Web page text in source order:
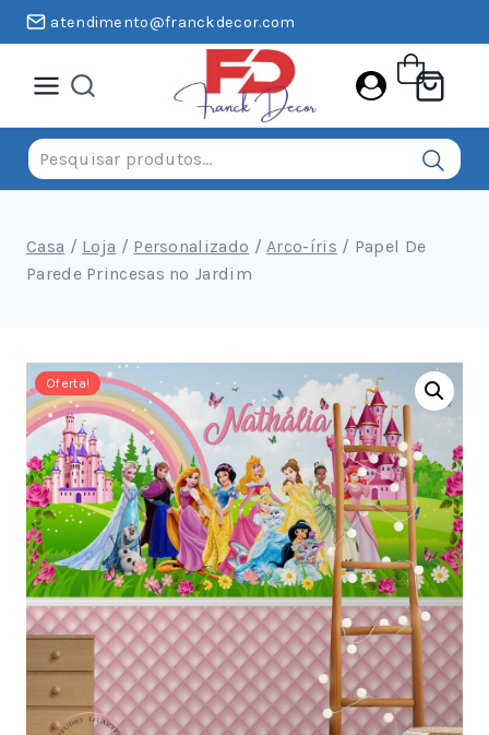
Pular
para
conteúdo
atendimento@franckdecor.com
Pesquisar
por:
Casa / Loja / Personalizado / Arco-íris / Papel De
Parede Princesas no Jardim
Oferta!